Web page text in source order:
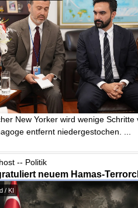
New Yorker wird wenige Schritte
entfernt niedergestochen. ...
-- Politik
neuem Hamas-
/ KI